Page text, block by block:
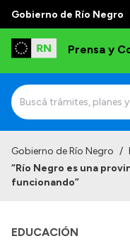
Gobierno de Río Negro
Prensa y
Institucional
Referentes de prensa
Gobierno de Río Negro /
“Río Negro es una
funcionando”
EDUCACIÓN